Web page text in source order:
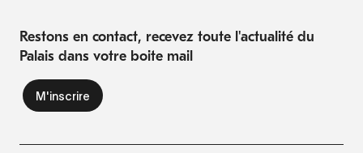
Restons en contact, recevez toute l'actualité du
Palais dans votre boite mail